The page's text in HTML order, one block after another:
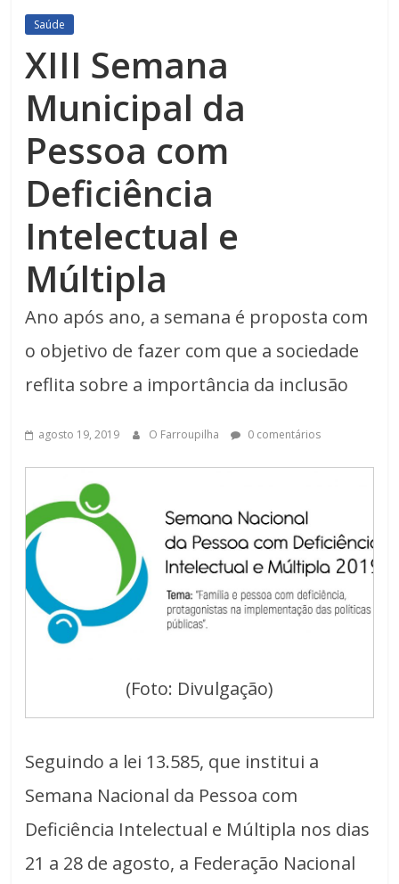
Saúde
XIII Semana
Municipal da
Pessoa com
Deficiência
Intelectual e
Múltipla
Ano após ano, a semana é proposta com
o objetivo de fazer com que a sociedade
reflita sobre a importância da inclusão
agosto 19, 2019 O Farroupilha 0 comentários
(Foto: Divulgação)
Seguindo a lei 13.585, que institui a
Semana Nacional da Pessoa com
Deficiência Intelectual e Múltipla nos dias
21 a 28 de agosto, a Federação Nacional